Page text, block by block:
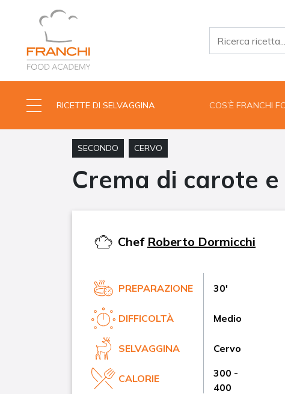
RICETTE DI SELVAGGINA COS’È FRANCHI
SECONDO CERVO
Crema di carote
Chef Roberto Dormicchi
PREPARAZIONE 30'
DIFFICOLTÀ Medio
SELVAGGINA Cervo
CALORIE
300 -
400